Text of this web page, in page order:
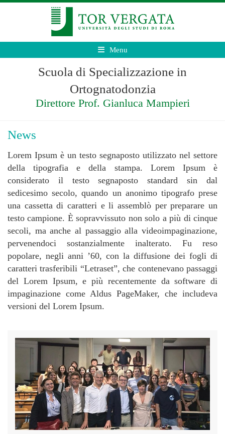
Menu
Scuola di Specializzazione in
Ortognatodonzia
Direttore Prof. Gianluca Mampieri
News
Lorem Ipsum è un testo segnaposto utilizzato nel settore
della tipografia e della stampa. Lorem Ipsum è
considerato il testo segnaposto standard sin dal
sedicesimo secolo, quando un anonimo tipografo prese
una cassetta di caratteri e li assemblò per preparare un
testo campione. È sopravvissuto non solo a più di cinque
secoli, ma anche al passaggio alla videoimpaginazione,
pervenendoci sostanzialmente inalterato. Fu reso
popolare, negli anni ’60, con la diffusione dei fogli di
caratteri trasferibili “Letraset”, che contenevano passaggi
del Lorem Ipsum, e più recentemente da software di
impaginazione come Aldus PageMaker, che includeva
versioni del Lorem Ipsum.